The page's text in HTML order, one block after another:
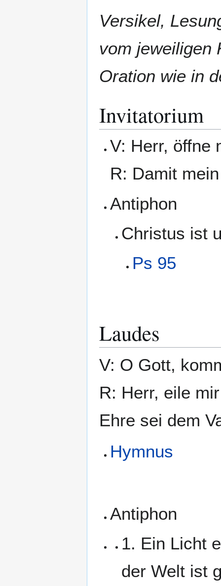
Versikel,
vom jeweiligen
Oration wie in
Invitatorium
V: Herr, öffne
R: Damit
Antiphon
Christus ist
Ps 95
Laudes
V: O Gott,
R: Herr, eile
Ehre sei dem
Hymnus
Antiphon
1. Ein Licht
der Welt ist